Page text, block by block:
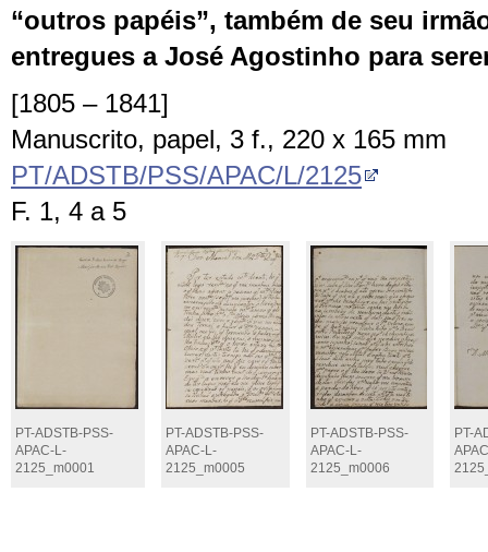
“outros papéis”, também de seu
entregues a José Agostinho para
[1805 – 1841]
Manuscrito, papel, 3 f., 220 x 165 mm
PT/ADSTB/PSS/APAC/L/2125
F. 1, 4 a 5
PT-ADSTB-PSS-
APAC-L-
2125_m0001
PT-ADSTB-PSS-
APAC-L-
2125_m0005
PT-ADSTB-PSS-
APAC-L-
2125_m0006
PT-